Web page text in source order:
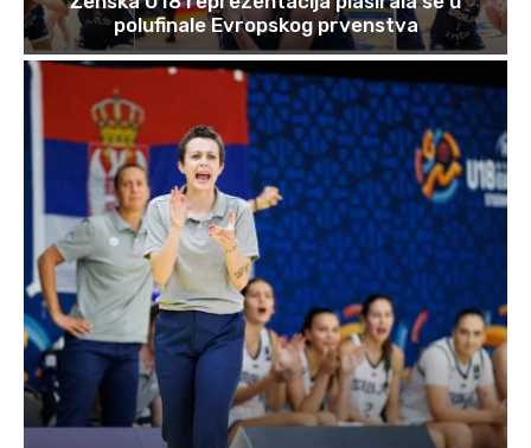
polufinale Evropskog prvenstva